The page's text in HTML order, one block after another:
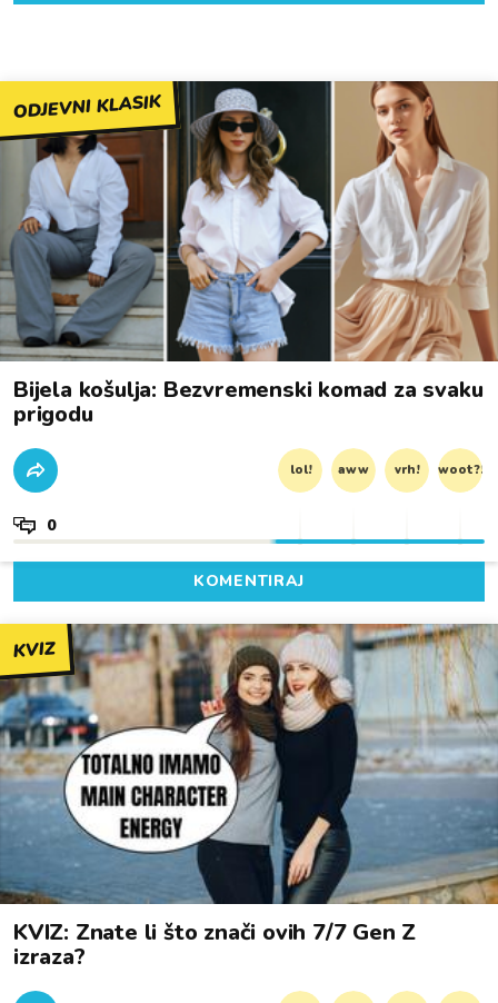
ODJEVNI KLASIK
Bijela košulja: Bezvremenski komad za svaku
prigodu
lol! aww vrh! woot?!
0
KOMENTIRAJ
KVIZ
KVIZ: Znate li što znači ovih 7/7 Gen Z
izraza?